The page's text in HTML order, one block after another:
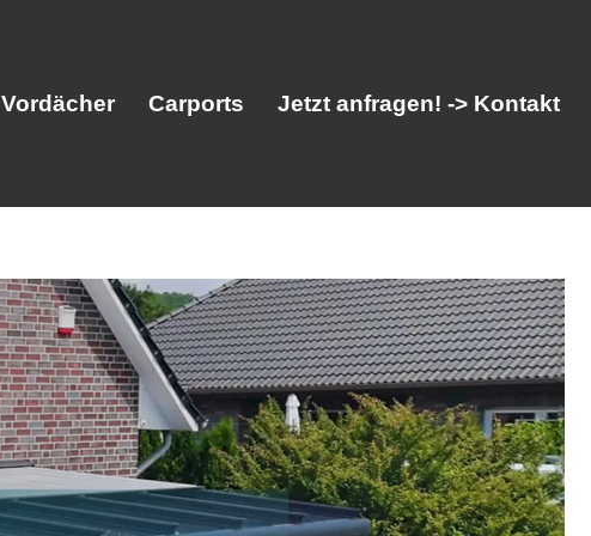
Vordächer Carports Jetzt anfragen! -> Kontakt